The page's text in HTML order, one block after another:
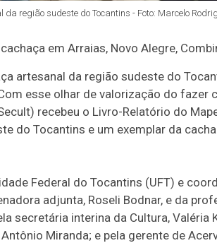
região sudeste do Tocantins - Foto: Marcelo
em Arraias, Novo Alegre,
artesanal da região sudeste do
esse olhar de valorização do fazer
recebeu o Livro-Relatório do
do Tocantins e um exemplar da
Federal do Tocantins (UFT) e
adjunta, Roseli Bodnar, e da
secretária interina da Cultura, Valéria
Miranda; e pela gerente de